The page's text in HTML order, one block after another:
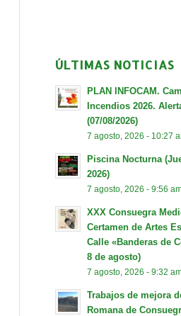
ÚLTIMAS NOTICIAS
PLAN INFOCAM.
Incendios 2026.
(07/08/2026)
7 agosto, 2026 - 10:27
Piscina Nocturna
2026)
7 agosto, 2026 - 9:56
XXX Consuegra
Certamen de Artes
Calle «Banderas de
8 de agosto)
7 agosto, 2026 - 9:32
Trabajos de mejora
Romana de